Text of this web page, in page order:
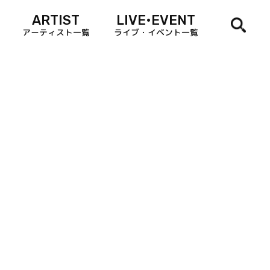
ARTIST
アーティスト一覧
LIVE•EVENT
ライブ・イベント一覧